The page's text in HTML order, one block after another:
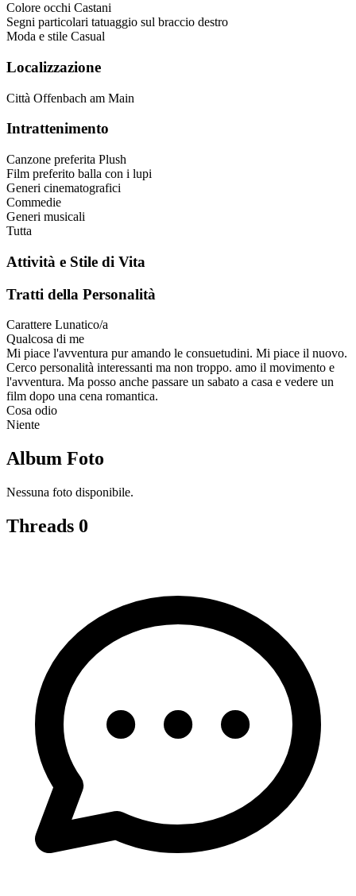
Colore occhi Castani
Segni particolari tatuaggio sul braccio destro
Moda e stile Casual
Localizzazione
Città Offenbach am Main
Intrattenimento
Canzone preferita Plush
Film preferito balla con i lupi
Generi cinematografici
Commedie
Generi musicali
Tutta
Attività e Stile di Vita
Tratti della Personalità
Carattere Lunatico/a
Qualcosa di me
Mi piace l'avventura pur amando le consuetudini. Mi piace il nuovo.
Cerco personalità interessanti ma non troppo. amo il movimento e
l'avventura. Ma posso anche passare un sabato a casa e vedere un
film dopo una cena romantica.
Cosa odio
Niente
Album Foto
Nessuna foto disponibile.
Threads 0